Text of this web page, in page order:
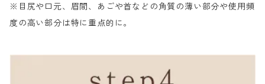
※目尻や口元、眉間、あごや首などの角質の薄い部分や使用頻
度の高い部分は特に重点的に。